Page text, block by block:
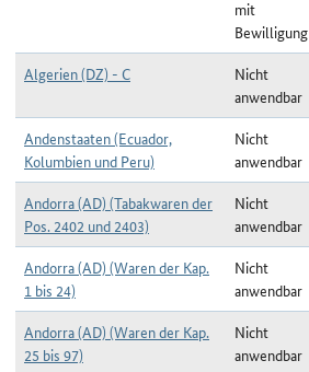
mit
Bewilligung
Algerien (DZ) - C
Nicht
anwendbar
Andenstaaten (Ecuador,
Kolumbien und Peru)
Nicht
anwendbar
Andorra (AD) (Tabakwaren der
Pos. 2402 und 2403)
Nicht
anwendbar
Andorra (AD) (Waren der Kap.
1 bis 24)
Nicht
anwendbar
Andorra (AD) (Waren der Kap.
25 bis 97)
Nicht
anwendbar